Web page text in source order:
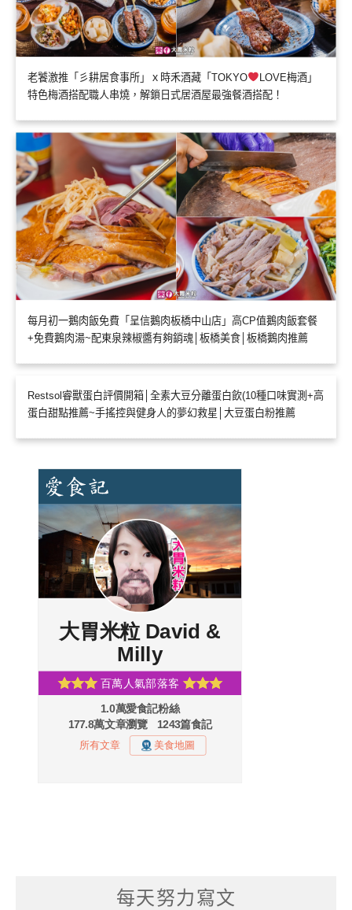
老饕激推「彡耕居食事所」ｘ時禾酒藏「TOKYO
LOVE梅酒」
特色梅酒搭配職人串燒，解鎖日式居酒屋最強餐酒搭配！
每月初一鵝肉飯免費「呈信鵝肉板橋中山店」高CP值鵝肉飯套餐
+免費鵝肉湯~配東泉辣椒醬有夠銷魂│板橋美食│板橋鵝肉推薦
Restsol睿獸蛋白評價開箱│全素大豆分離蛋白飲(10種口味實測+高
蛋白甜點推薦~手搖控與健身人的夢幻救星│大豆蛋白粉推薦
每天努力寫文